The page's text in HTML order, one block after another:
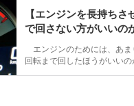
【エンジンを長持ち
で回さない方がいいの
エンジンのためには、あ
回転まで回したほうがい